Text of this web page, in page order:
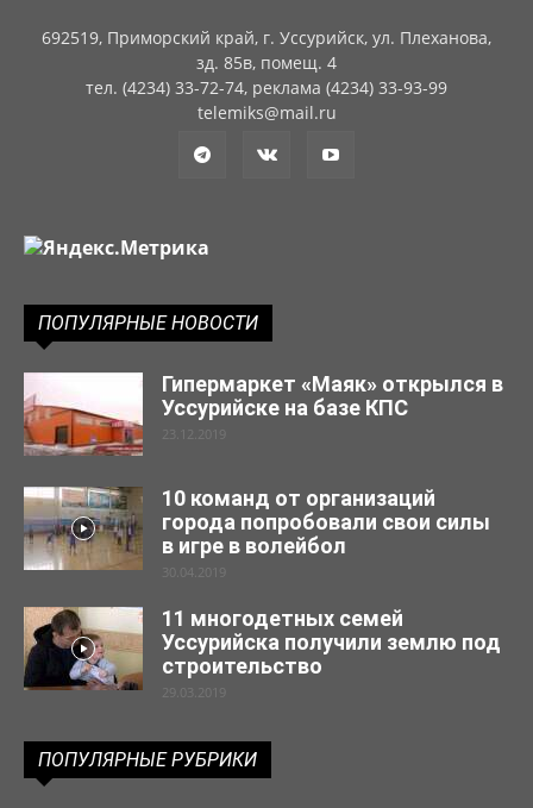
692519, Приморский край, г. Уссурийск, ул. Плеханова,
зд. 85в, помещ. 4
тел. (4234) 33-72-74, реклама (4234) 33-93-99
telemiks@mail.ru
ПОПУЛЯРНЫЕ НОВОСТИ
Гипермаркет «Маяк» открылся в
Уссурийске на базе КПС
23.12.2019
10 команд от организаций
города попробовали свои силы
в игре в волейбол
30.04.2019
11 многодетных семей
Уссурийска получили землю под
строительство
29.03.2019
ПОПУЛЯРНЫЕ РУБРИКИ